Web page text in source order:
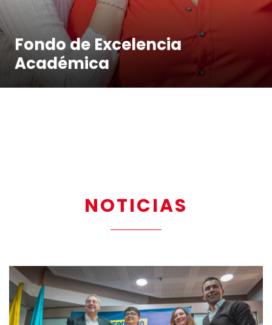
Fondo de Excelencia
Académica
NOTICIAS